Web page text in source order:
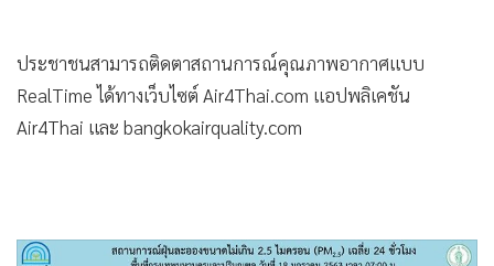
ประชาชนสามารถติดตาสถานการณ์คุณภาพอากาศแบบ
RealTime ได้ทางเว็บไซต์ Air4Thai.com แอปพลิเคชัน
Air4Thai และ bangkokairquality.com